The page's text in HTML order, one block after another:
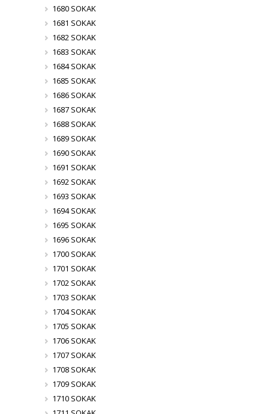
1680 SOKAK
1681 SOKAK
1682 SOKAK
1683 SOKAK
1684 SOKAK
1685 SOKAK
1686 SOKAK
1687 SOKAK
1688 SOKAK
1689 SOKAK
1690 SOKAK
1691 SOKAK
1692 SOKAK
1693 SOKAK
1694 SOKAK
1695 SOKAK
1696 SOKAK
1700 SOKAK
1701 SOKAK
1702 SOKAK
1703 SOKAK
1704 SOKAK
1705 SOKAK
1706 SOKAK
1707 SOKAK
1708 SOKAK
1709 SOKAK
1710 SOKAK